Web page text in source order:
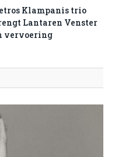
Klampanis trio
Lantaren Venster
vervoering